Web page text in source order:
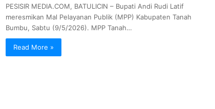
PESISIR MEDIA.COM, BATULICIN – Bupati Andi Rudi Latif
meresmikan Mal Pelayanan Publik (MPP) Kabupaten Tanah
Bumbu, Sabtu (9/5/2026). MPP Tanah…
Read More »